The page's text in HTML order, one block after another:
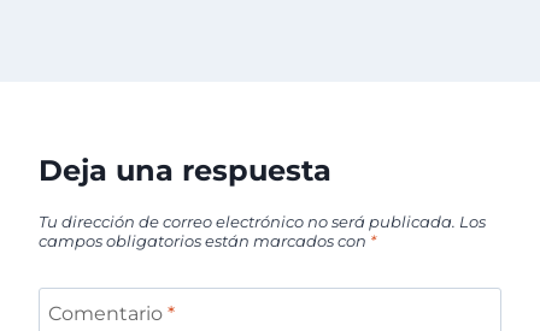
Deja una respuesta
Tu dirección de correo electrónico no será publicada. Los
campos obligatorios están marcados con *
Comentario *